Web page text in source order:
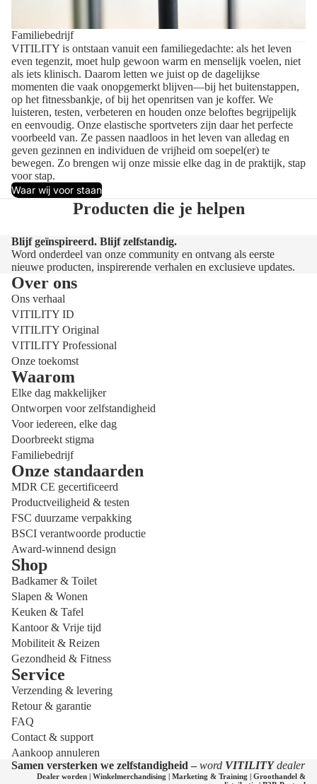
Familiebedrijf
VITILITY is ontstaan vanuit een familiegedachte: als het leven
even tegenzit, moet hulp gewoon warm en menselijk voelen, niet
als iets klinisch. Daarom letten we juist op de dagelijkse
momenten die vaak onopgemerkt blijven—bij het buitenstappen,
op het fitnessbankje, of bij het openritsen van je koffer. We
luisteren, testen, verbeteren en houden onze beloftes begrijpelijk
en eenvoudig. Onze elastische sportveters zijn daar het perfecte
voorbeeld van. Ze passen naadloos in het leven van alledag en
geven gezinnen en individuen de vrijheid om soepel(er) te
bewegen. Zo brengen wij onze missie elke dag in de praktijk, stap
voor stap.
Waar wij voor staan
Producten die je helpen
Blijf geïnspireerd. Blijf zelfstandig.
Word onderdeel van onze community en ontvang als eerste
nieuwe producten, inspirerende verhalen en exclusieve updates.
Over ons
Ons verhaal
VITILITY ID
VITILITY Original
VITILITY Professional
Onze toekomst
Waarom
Elke dag makkelijker
Ontworpen voor zelfstandigheid
Voor iedereen, elke dag
Doorbreekt stigma
Familiebedrijf
Onze standaarden
MDR CE gecertificeerd
Productveiligheid & testen
FSC duurzame verpakking
BSCI verantwoorde productie
Award-winnend design
Shop
Badkamer & Toilet
Slapen & Wonen
Keuken & Tafel
Kantoor & Vrije tijd
Mobiliteit & Reizen
Gezondheid & Fitness
Service
Verzending & levering
Retour & garantie
FAQ
Contact & support
Aankoop annuleren
Samen versterken we zelfstandigheid – word VITILITYdealer
Dealer worden | Winkelmerchandising | Marketing & Training | Groothandel &
Terugbetalingsbeleid
Contactgegevens
Algemene voorwaarden
Wettelijke kennisgeving